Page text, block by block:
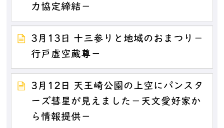
力協定締結－
3月13日 十三参りと地域のおまつり－
行戸虚空蔵尊－
3月12日 天王崎公園の上空にパンスタ
ーズ彗星が見えました－天文愛好家か
ら情報提供－